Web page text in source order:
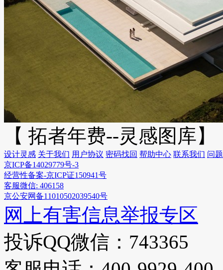
【 拓者年费--灵感图库】
设计灵感 关于我们 用户协议 密码找回 帮助中心 联系我们 问
京ICP备14029779号-3
经营性备案-京ICP证150941号
客服微信: 406158
京公安网备11010502039540号
网上有害信息举报专区
投诉QQ微信：743365